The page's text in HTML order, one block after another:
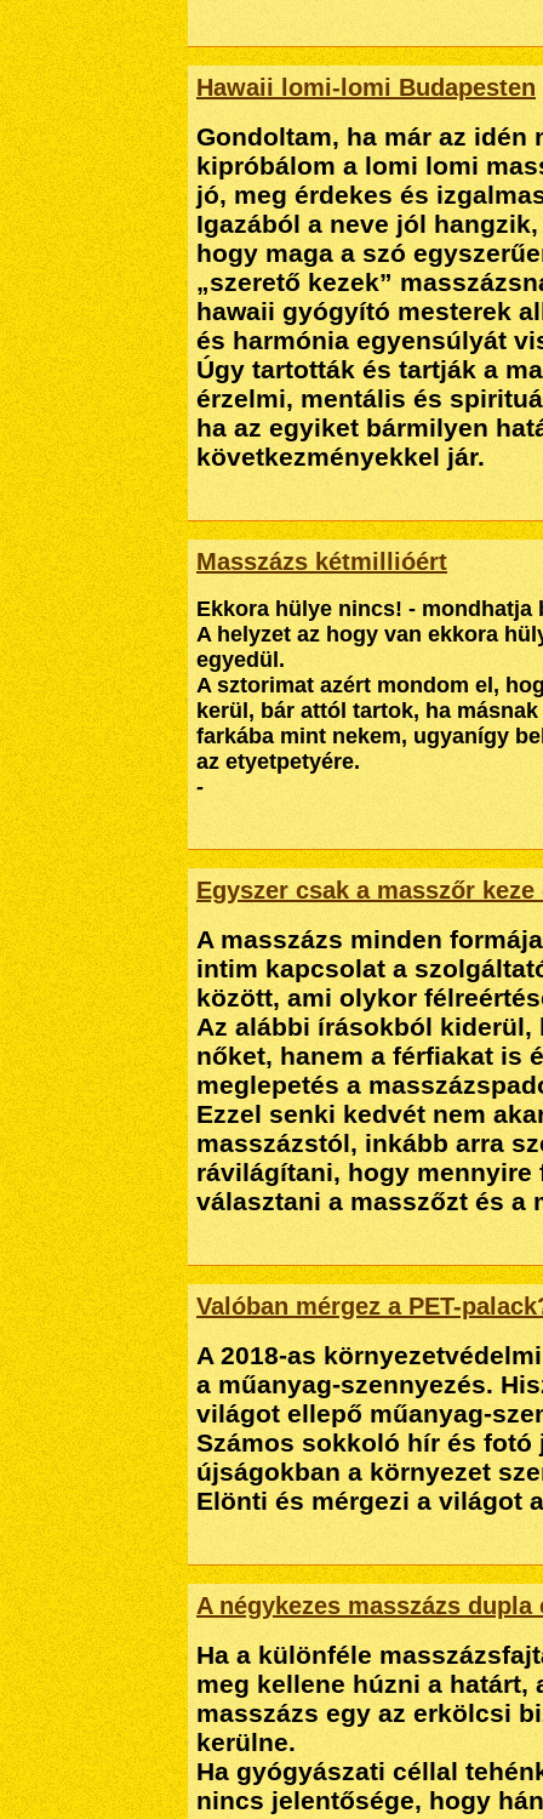
Hawaii lomi-lomi Budapesten
Gondoltam, ha már az idén
kipróbálom a lomi lomi
jó, meg érdekes és
Igazából a neve jól
hogy maga a szó
„szerető kezek”
hawaii gyógyító mesterek
és harmónia egyensúlyát
Úgy tartották és tartják a
érzelmi, mentális és
ha az egyiket bármilyen
következményekkel jár.
Masszázs kétmillióért
Ekkora hülye nincs! - mondhatja
A helyzet az hogy van ekkora
egyedül.
A sztorimat azért mondom el,
kerül, bár attól tartok, ha
farkába mint nekem, ugyanígy
az etyetpetyére.
-
Egyszer csak a masszőr
A masszázs minden
intim kapcsolat a
között, ami olykor
Az alábbi írásokból
nőket, hanem a férfiakat is
meglepetés a
Ezzel senki kedvét nem
masszázstól, inkább arra
rávilágítani, hogy
választani a masszőzt és a
Valóban mérgez a PET-
A 2018-as
a műanyag-szennyezés.
világot ellepő műanyag-
Számos sokkoló hír és fotó
újságokban a környezet
Elönti és mérgezi a világot
A négykezes masszázs dupla
Ha a különféle
meg kellene húzni a határt,
masszázs egy az erkölcsi
kerülne.
Ha gyógyászati céllal
nincs jelentősége, hogy